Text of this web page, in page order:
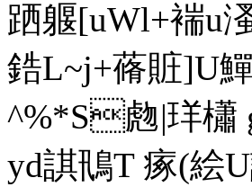
跴躽[uWl+褍
鋯L~j+蓨賍]U
^%*S虝|珜櫹
yd諆鳵T 瘃(絵